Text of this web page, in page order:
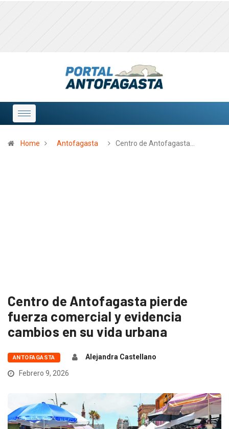
Home Antofagasta Centro de Antofagasta…
Centro de Antofagasta pierde
fuerza comercial y evidencia
cambios en su vida urbana
ANTOFAGASTA
Alejandra Castellano
Febrero 9, 2026